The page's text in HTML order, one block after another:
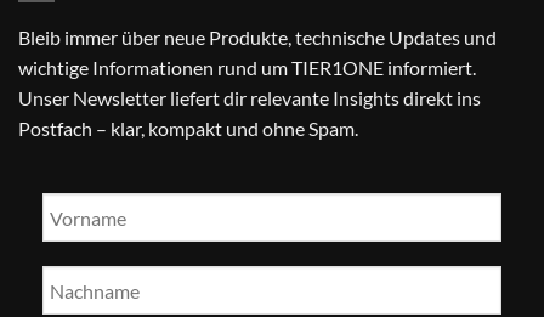
Bleib immer über neue Produkte, technische Updates und
wichtige Informationen rund um TIER1ONE informiert.
Unser Newsletter liefert dir relevante Insights direkt ins
Postfach – klar, kompakt und ohne Spam.